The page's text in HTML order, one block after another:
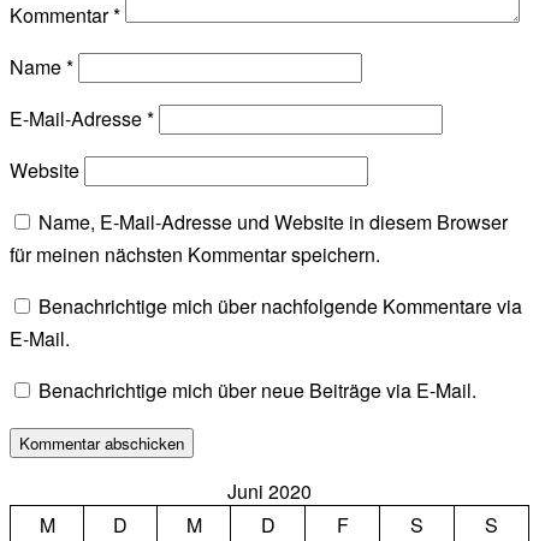
Kommentar*
Name*
E-Mail-Adresse*
Website
Name, E-Mail-Adresse und Website in diesem Browser
für meinen nächsten Kommentar speichern.
Benachrichtige mich über nachfolgende Kommentare via
E-Mail.
Benachrichtige mich über neue Beiträge via E-Mail.
Juni 2020
M
D M D F S
S